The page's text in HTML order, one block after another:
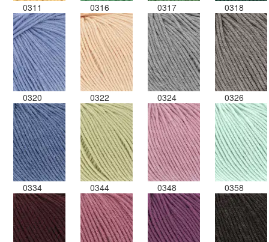
0311 0316 0317 0318
0320 0322 0324 0326
0334 0344 0348 0358